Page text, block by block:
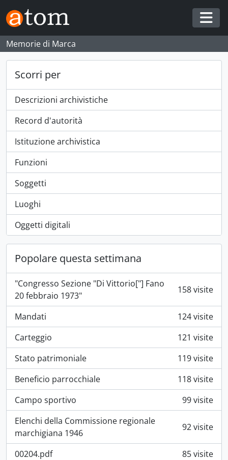
Skip to main content
Memorie di Marca
Scorri per
Descrizioni archivistiche
Record d'autorità
Istituzione archivistica
Funzioni
Soggetti
Luoghi
Oggetti digitali
Popolare questa settimana
"Congresso Sezione "Di Vittorio["] Fano
20 febbraio 1973"
158 visite
Mandati
124 visite
Carteggio
121 visite
Stato patrimoniale
119 visite
Beneficio parrocchiale
118 visite
Campo sportivo
99 visite
Elenchi della Commissione regionale
marchigiana 1946
92 visite
00204.pdf
85 visite